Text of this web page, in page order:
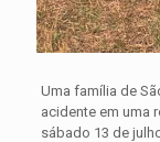
Uma família de
acidente em uma
sábado 13 de